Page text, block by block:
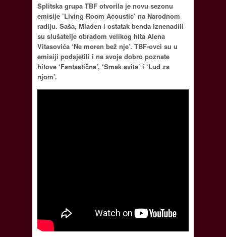
Splitska grupa TBF otvorila je novu sezonu
emisije ’Living Room Acoustic’ na Narodnom
radiju. Saša, Mladen i ostatak benda iznenadili
su slušatelje obradom velikog hita Alena
Vitasovića ‘Ne moren bež nje’. TBF-ovci su u
emisiji podsjetili i na svoje dobro poznate
hitove ‘Fantastična’, ‘Smak svita’ i ‘Lud za
njom’.